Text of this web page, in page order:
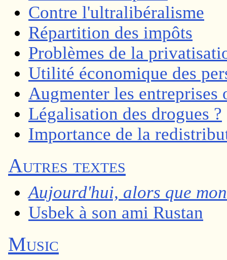
Contre l'ultralibéralisme
Répartition des impôts
Problèmes de la
Utilité économique des
Augmenter les entreprises
Légalisation des drogues ?
Importance de la
Autres textes
Aujourd'hui, alors que
Usbek à son ami Rustan
Music